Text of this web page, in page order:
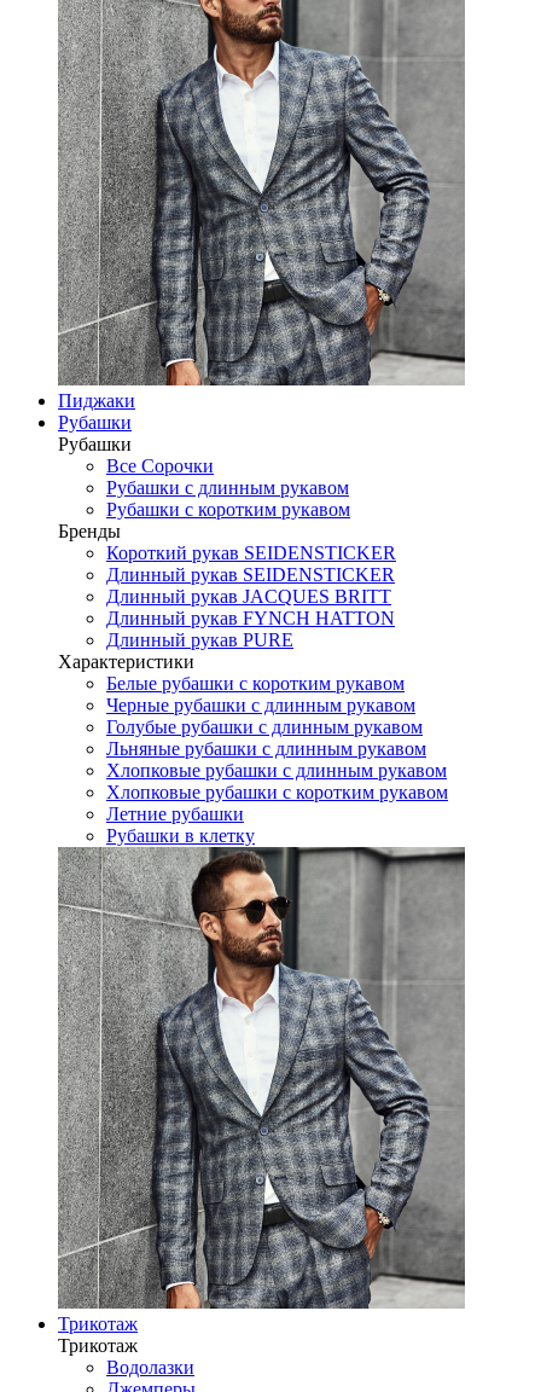
Пиджаки
Рубашки
Рубашки
Все Сорочки
Рубашки с длинным рукавом
Рубашки с коротким рукавом
Бренды
Короткий рукав SEIDENSTICKER
Длинный рукав SEIDENSTICKER
Длинный рукав JAСQUES BRITT
Длинный рукав FYNCH HATTON
Длинный рукав PURE
Характеристики
Белые рубашки с коротким рукавом
Черные рубашки с длинным рукавом
Голубые рубашки с длинным рукавом
Льняные рубашки с длинным рукавом
Хлопковые рубашки с длинным рукавом
Хлопковые рубашки с коротким рукавом
Летние рубашки
Рубашки в клетку
Трикотаж
Трикотаж
Водолазки